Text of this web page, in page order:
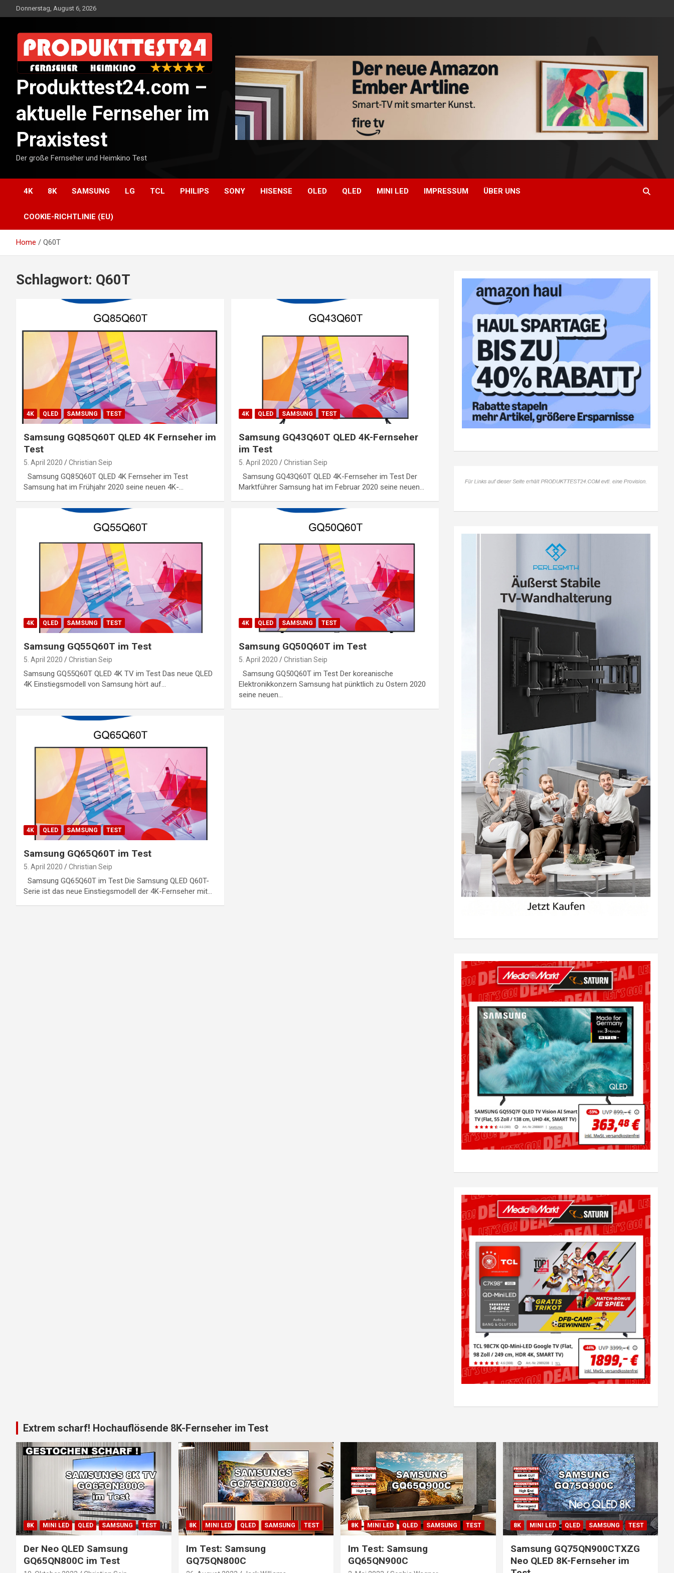
to
Donnerstag, August 6, 2026
Produkttest24.com –
aktuelle Fernseher im
Praxistest
Der große Fernseher und Heimkino Test
4K 8K SAMSUNG LG TCL PHILIPS SONY HISENSE OLED QLED MINI LED IMPRESSUM ÜBER UNS
COOKIE-RICHTLINIE (EU)
Home Q60T
Schlagwort: Q60T
4K QLED SAMSUNG TEST
Samsung GQ85Q60T QLED 4K Fernseher im
Test
5. April 2020 Christian Seip
Samsung GQ85Q60T QLED 4K Fernseher im Test
Samsung hat im Frühjahr 2020 seine neuen 4K-…
4K QLED SAMSUNG TEST
Samsung GQ43Q60T QLED 4K-Fernseher
im Test
5. April 2020 Christian Seip
Samsung GQ43Q60T QLED 4K-Fernseher im Test Der
Marktführer Samsung hat im Februar 2020 seine neuen…
4K QLED SAMSUNG TEST
Samsung GQ55Q60T im Test
5. April 2020 Christian Seip
Samsung GQ55Q60T QLED 4K TV im Test Das neue QLED
4K Einstiegsmodell von Samsung hört auf…
4K QLED SAMSUNG TEST
Samsung GQ50Q60T im Test
5. April 2020 Christian Seip
Samsung GQ50Q60T im Test Der koreanische
Elektronikkonzern Samsung hat pünktlich zu Ostern 2020
seine neuen…
4K QLED SAMSUNG TEST
Samsung GQ65Q60T im Test
5. April 2020 Christian Seip
Samsung GQ65Q60T im Test Die Samsung QLED Q60T-
Serie ist das neue Einstiegsmodell der 4K-Fernseher mit…
Extrem scharf! Hochauflösende 8K-Fernseher im Test
8K MINI LED QLED SAMSUNG TEST
Der Neo QLED Samsung
GQ65QN800C im Test
8K MINI LED QLED SAMSUNG TEST
Im Test: Samsung
GQ75QN800C
8K MINI LED QLED SAMSUNG TEST
Im Test: Samsung
GQ65QN900C
8K MINI LED QLED SAMSUNG TEST
Samsung GQ75QN900CTXZG
Neo QLED 8K-Fernseher im